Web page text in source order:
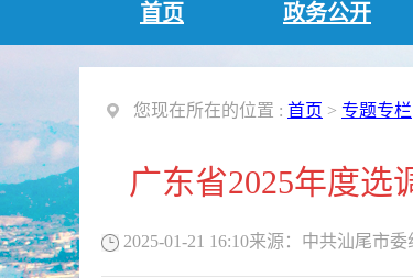
首页 政务公开
您现在所在的位置 : 首页 > 专题专栏
广东省2025年度
2025-01-21 16:10来源： 中共汕尾市委